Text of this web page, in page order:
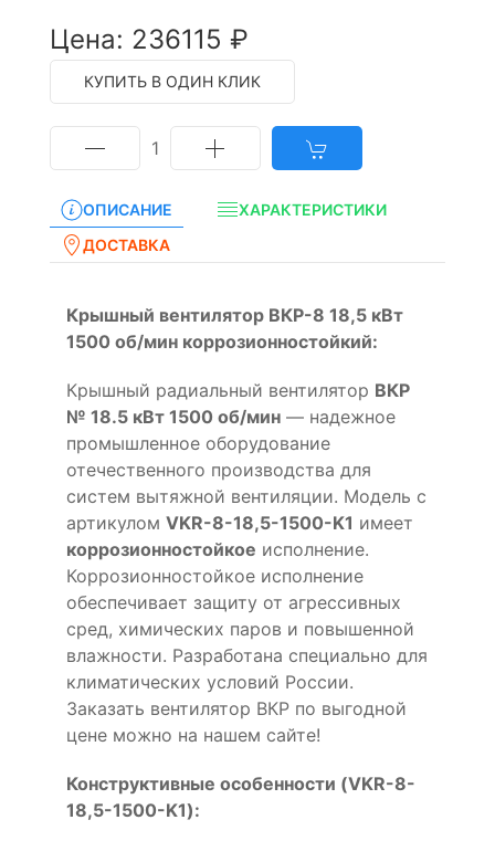
Цена: 236115 ₽
КУПИТЬ В ОДИН КЛИК
1
ОПИСАНИЕ
ХАРАКТЕРИСТИКИ
ДОСТАВКА
Крышный вентилятор ВКР-8 18,5 кВт
1500 об/мин коррозионностойкий:
Крышный радиальный вентилятор ВКР
№ 18.5 кВт 1500 об/мин — надежное
промышленное оборудование
отечественного производства для
систем вытяжной вентиляции. Модель с
артикулом VKR-8-18,5-1500-K1 имеет
коррозионностойкое исполнение.
Коррозионностойкое исполнение
обеспечивает защиту от агрессивных
сред, химических паров и повышенной
влажности. Разработана специально для
климатических условий России.
Заказать вентилятор ВКР по выгодной
цене можно на нашем сайте!
Конструктивные особенности (VKR-8-
18,5-1500-K1):